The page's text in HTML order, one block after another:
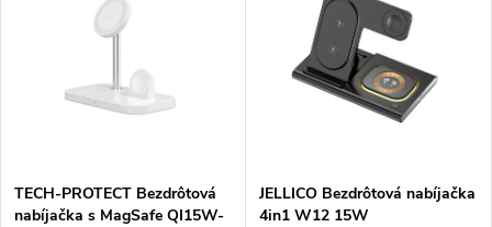
TECH-PROTECT Bezdrôtová
nabíjačka s MagSafe QI15W-
JELLICO Bezdrôtová nabíjačka
4in1 W12 15W